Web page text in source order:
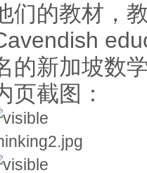
们的教材，
的新加坡数
页截图：